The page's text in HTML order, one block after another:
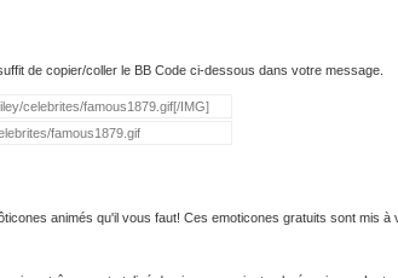
de copier/coller le BB Code ci-dessous dans votre message.
animés qu'il vous faut! Ces emoticones gratuits sont mis à